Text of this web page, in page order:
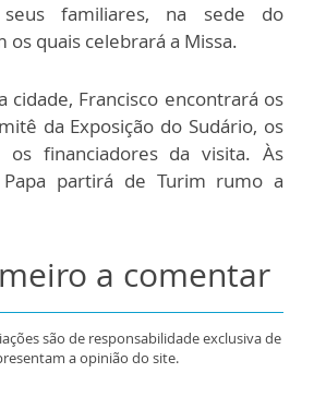
familiares, na sede do
os quais celebrará a Missa.
cidade, Francisco encontrará os
da Exposição do Sudário, os
os financiadores da visita. Às
partirá de Turim rumo a
a comentar
são de responsabilidade exclusiva de
a opinião do site.